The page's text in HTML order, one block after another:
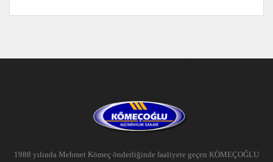
1988 yılında Mehmet Kömeç önderliğinde faaliyete geçen KÖMEÇOĞLU